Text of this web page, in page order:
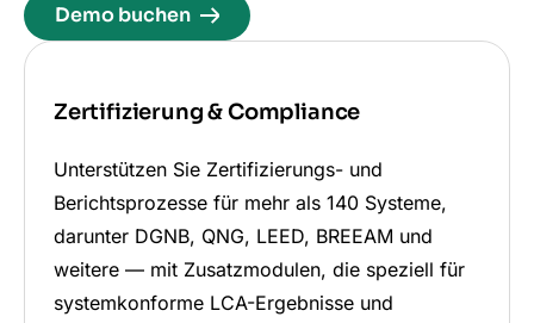
Demo buchen
Zertifizierung & Compliance
Unterstützen Sie Zertifizierungs- und
Berichtsprozesse für mehr als 140 Systeme,
darunter DGNB, QNG, LEED, BREEAM und
weitere — mit Zusatzmodulen, die speziell für
systemkonforme LCA-Ergebnisse und